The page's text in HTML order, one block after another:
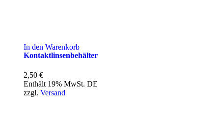
In den Warenkorb
Kontaktlinsenbehälter
2,50 €
Enthält 19% MwSt. DE
zzgl. Versand